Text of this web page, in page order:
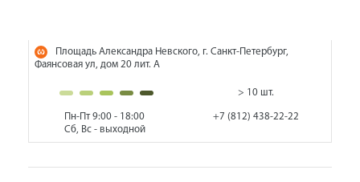
Площадь Александра Невского, г. Санкт-Петербург,
Фаянсовая ул, дом 20 лит. А
> 10 шт.
Пн-Пт 9:00 - 18:00
Сб, Вс - выходной
+7 (812) 438-22-22